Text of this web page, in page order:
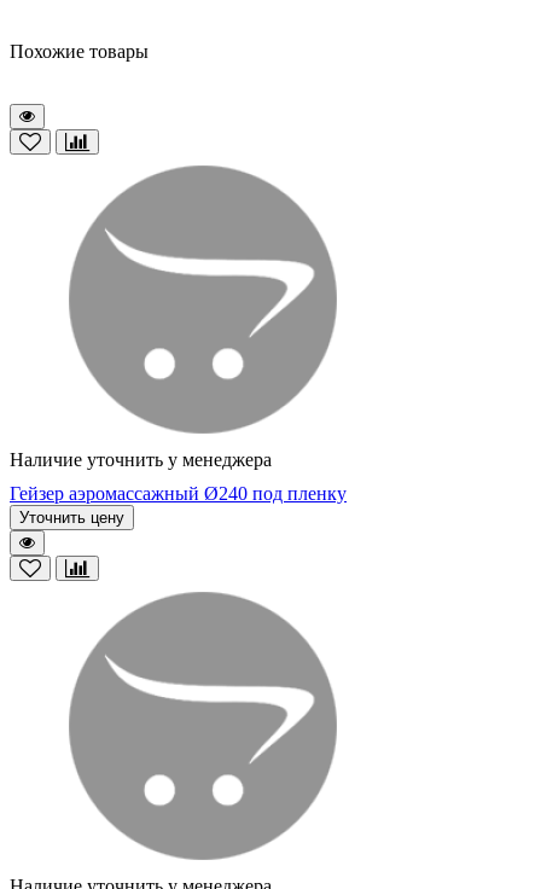
Похожие товары
Наличие уточнить у менеджера
Гейзер аэромассажный Ø240 под пленку
Уточнить цену